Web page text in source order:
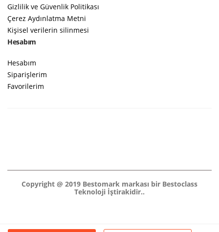
Gizlilik ve Güvenlik Politikası
Çerez Aydınlatma Metni
Kişisel verilerin silinmesi
Hesabım
Hesabım
Siparişlerim
Favorilerim
Copyright @ 2019 Bestomark markası bir Bestoclass
Teknoloji İştirakidir..